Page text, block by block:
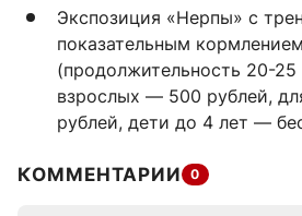
Экспозиция «Нерпы» с
показательным кормлением
(продолжительность 20-25
взрослых — 500 рублей,
рублей, дети до 4 лет —
КОММЕНТАРИИ 0